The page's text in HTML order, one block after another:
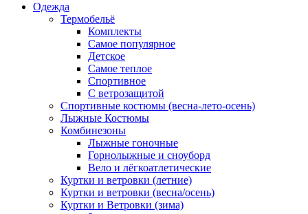
Одежда
Термобельё
Комплекты
Самое популярное
Детское
Самое теплое
Спортивное
С ветрозащитой
Спортивные костюмы (весна-лето-осень)
Лыжные Костюмы
Комбинезоны
Лыжные гоночные
Горнолыжные и сноуборд
Вело и лёгкоатлетические
Куртки и ветровки (летние)
Куртки и ветровки (весна/осень)
Куртки и Ветровки (зима)